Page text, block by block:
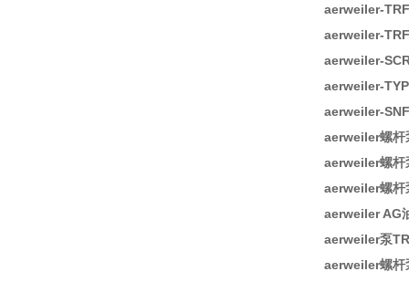
aerweiler-
aerweiler-
aerweiler-
aerweiler-
aerweiler-
aerweiler螺杆
aerweiler螺杆
aerweiler螺杆
aerweiler AG
aerweiler泵
aerweiler螺杆